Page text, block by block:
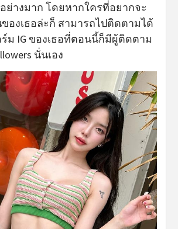
ย่างมาก โดยหากใครที่อยากจะ
องเธอล่ะก็ สามารถไปติดตามได้
ม IG ของเธอที่ตอนนี้ก็มีผู้ติดตาม
นั่นเอง